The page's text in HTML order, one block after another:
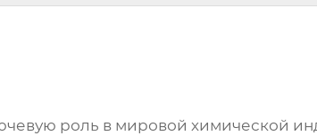
роль в мировой химической